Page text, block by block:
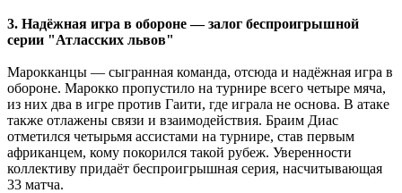
3. Надёжная игра в обороне — залог беспроигрышной
серии "Атласских львов"
Марокканцы ― сыгранная команда, отсюда и надёжная игра в
обороне. Марокко пропустило на турнире всего четыре мяча,
из них два в игре против Гаити, где играла не основа. В атаке
также отлажены связи и взаимодействия. Браим Диас
отметился четырьмя ассистами на турнире, став первым
африканцем, кому покорился такой рубеж. Уверенности
коллективу придаёт беспроигрышная серия, насчитывающая
33 матча.